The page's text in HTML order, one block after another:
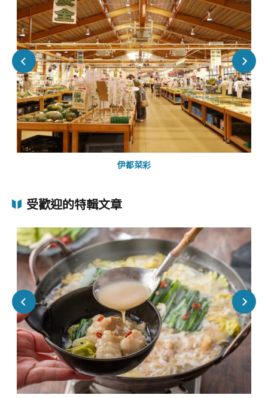
伊都菜彩
受歡迎的特輯文章